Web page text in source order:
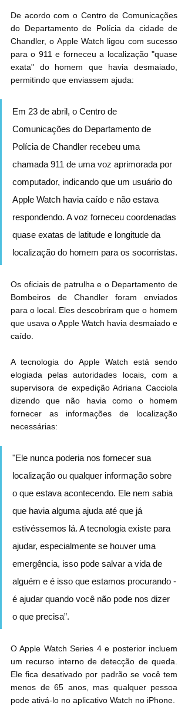
De acordo com o Centro de Comunicações
do Departamento de Polícia da cidade de
Chandler, o Apple Watch ligou com sucesso
para o 911 e forneceu a localização "quase
exata" do homem que havia desmaiado,
permitindo que enviassem ajuda:
Em 23 de abril, o Centro de
Comunicações do Departamento de
Polícia de Chandler recebeu uma
chamada 911 de uma voz aprimorada por
computador, indicando que um usuário do
Apple Watch havia caído e não estava
respondendo. A voz forneceu coordenadas
quase exatas de latitude e longitude da
localização do homem para os socorristas.
Os oficiais de patrulha e o Departamento de
Bombeiros de Chandler foram enviados
para o local. Eles descobriram que o homem
que usava o Apple Watch havia desmaiado e
caído.
A tecnologia do Apple Watch está sendo
elogiada pelas autoridades locais, com a
supervisora ​​de expedição Adriana Cacciola
dizendo que não havia como o homem
fornecer as informações de localização
necessárias:
"Ele nunca poderia nos fornecer sua
localização ou qualquer informação sobre
o que estava acontecendo. Ele nem sabia
que havia alguma ajuda até que já
estivéssemos lá. A tecnologia existe para
ajudar, especialmente se houver uma
emergência, isso pode salvar a vida de
alguém e é isso que estamos procurando -
é ajudar quando você não pode nos dizer
o que precisa”.
O Apple Watch Series 4 e posterior incluem
um recurso interno de detecção de queda.
Ele fica desativado por padrão se você tem
menos de 65 anos, mas qualquer pessoa
pode ativá-lo no aplicativo Watch no iPhone.